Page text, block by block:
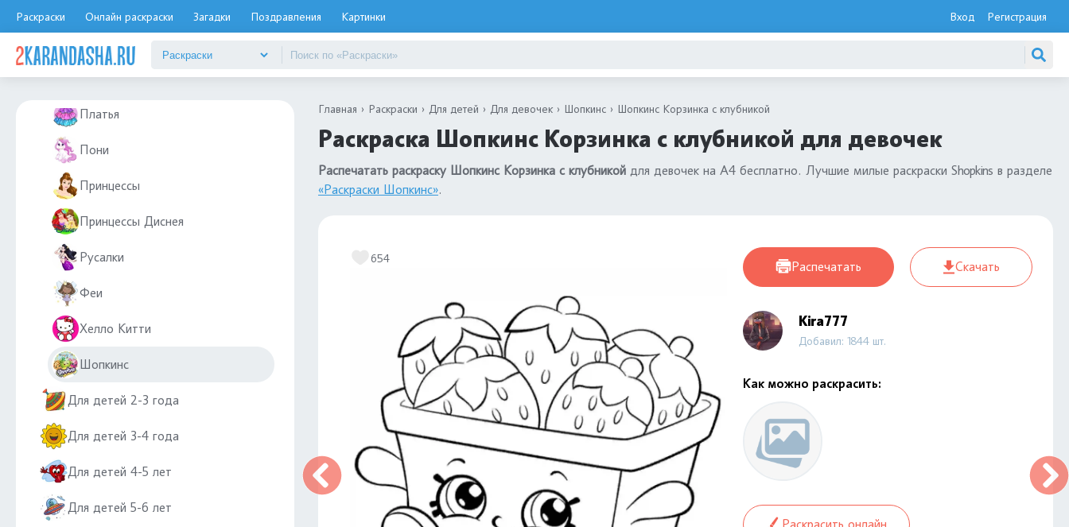
Раскраски Онлайн раскраски Загадки Поздравления Картинки Вход Регистрация
Ногти
Платья
Пони
Принцессы
Принцессы Диснея
Русалки
Феи
Хелло Китти
Шопкинс
Для детей 2-3 года
Для детей 3-4 года
Для детей 4-5 лет
Для детей 5-6 лет
Главная Раскраски Для детей Для девочек Шопкинс Шопкинс Корзинка с клубникой
Раскраска Шопкинс Корзинка с клубникой для девочек
Распечатать раскраску Шопкинс Корзинка с клубникой для девочек на А4 бесплатно. Лучшие милые раскраски Shopkins в разделе
«Раскраски Шопкинс».
654
Распечатать Скачать
Kira777
Добавил: 1844 шт.
Как можно раскрасить: